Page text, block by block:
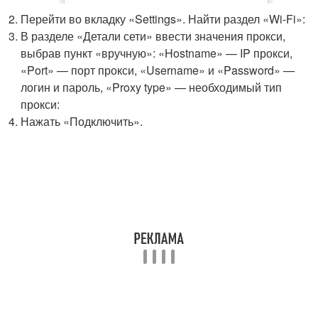
Перейти во вкладку «Settings». Найти раздел «Wi-Fi»:
В разделе «Детали сети» ввести значения прокси,
выбрав пункт «вручную»: «Hostname» — IP прокси,
«Port» — порт прокси, «Username» и «Password» —
логин и пароль, «Proxy type» — необходимый тип
прокси:
Нажать «Подключить».